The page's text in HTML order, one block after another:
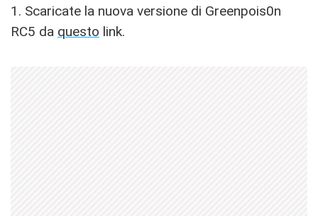
1. Scaricate la nuova versione di Greenpois0n
RC5 da questo link.